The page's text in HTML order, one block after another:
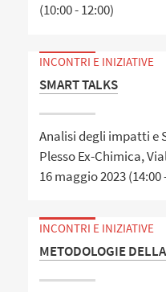
(10:00 - 12:00)
INCONTRI E INIZIATIVE
SMART TALKS
Analisi degli impatti e
Plesso Ex-Chimica,
16 maggio 2023 (14:00
INCONTRI E INIZIATIVE
METODOLOGIE